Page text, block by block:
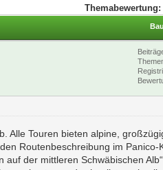
Themabewertung:
Alle Touren bieten alpine,
Routenbeschreibung im Panico-
der mittleren Schwäbischen